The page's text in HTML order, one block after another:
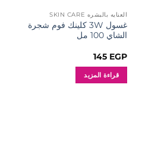
العنايه بالبشره SKIN CARE
غسول 3W كلينك فوم شجرة
الشاي 100 مل
145 EGP
قراءة المزيد